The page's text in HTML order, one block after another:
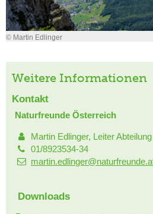
© Martin Edlinger
Weitere Informationen
Kontakt
Naturfreunde Österreich
Martin Edlinger, Leiter
01/8923534-34
Downloads